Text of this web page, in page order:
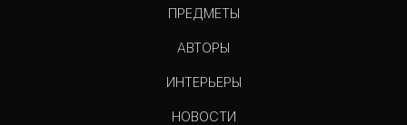
ПРЕДМЕТЫ
АВТОРЫ
ИНТЕРЬЕРЫ
НОВОСТИ